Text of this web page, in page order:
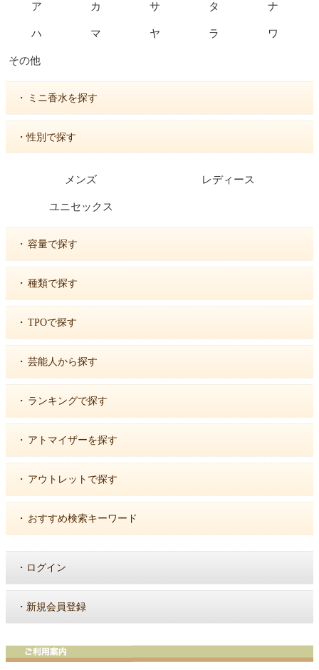
ア カ サ タ ナ
ハ マ ヤ ラ ワ
その他
・ ミニ香水を探す
・性別で探す
メンズ レディース
ユニセックス
・ 容量で探す
・ 種類で探す
・ TPOで探す
・ 芸能人から探す
・ ランキングで探す
・ アトマイザーを探す
・ アウトレットで探す
・ おすすめ検索キーワード
・ ログイン
・ 新規会員登録